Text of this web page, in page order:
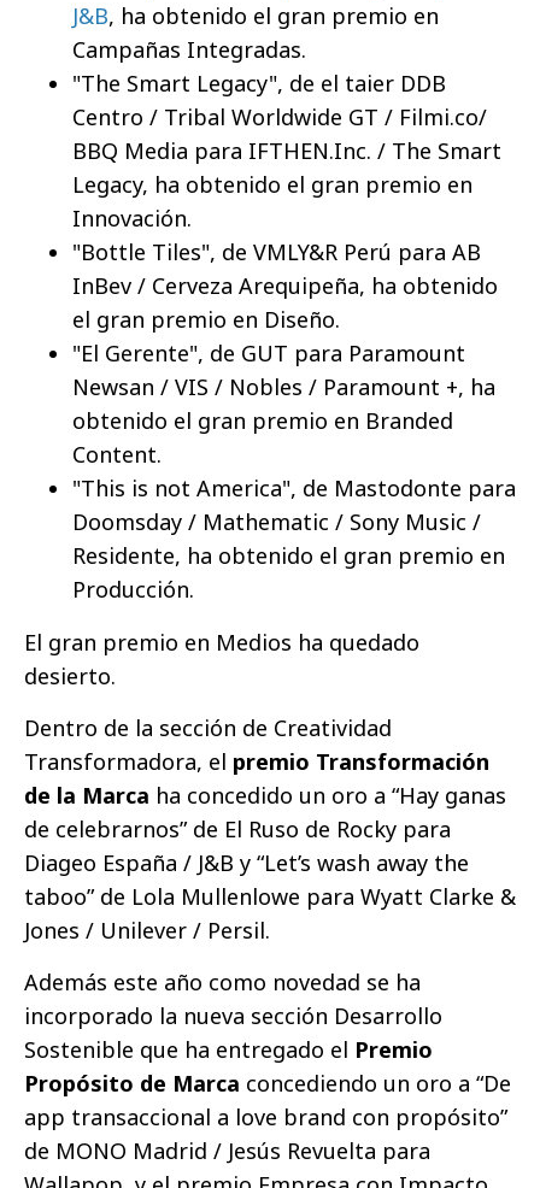
J&B, ha obtenido el gran premio en
Campañas Integradas.
"The Smart Legacy", de el taier DDB
Centro / Tribal Worldwide GT / Filmi.co/
BBQ Media para IFTHEN.Inc. / The Smart
Legacy, ha obtenido el gran premio en
Innovación.
"Bottle Tiles", de VMLY&R Perú para AB
InBev / Cerveza Arequipeña, ha obtenido
el gran premio en Diseño.
"El Gerente", de GUT para Paramount
Newsan / VIS / Nobles / Paramount +, ha
obtenido el gran premio en Branded
Content.
"This is not America", de Mastodonte para
Doomsday / Mathematic / Sony Music /
Residente, ha obtenido el gran premio en
Producción.
El gran premio en Medios ha quedado
desierto.
Dentro de la sección de Creatividad
Transformadora, el premio Transformación
de la Marca ha concedido un oro a “Hay ganas
de celebrarnos” de El Ruso de Rocky para
Diageo España / J&B y “Let’s wash away the
taboo” de Lola Mullenlowe para Wyatt Clarke &
Jones / Unilever / Persil.
Además este año como novedad se ha
incorporado la nueva sección Desarrollo
Sostenible que ha entregado el Premio
Propósito de Marca concediendo un oro a “De
app transaccional a love brand con propósito”
de MONO Madrid / Jesús Revuelta para